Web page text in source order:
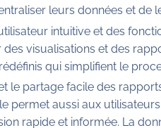
leurs données et de
intuitive et des
visualisations et des
qui simplifient le
le partage facile des
permet aussi aux
rapide et informée. La